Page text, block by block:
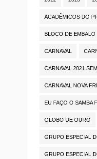
ACADÊMICOS DO
BLOCO DE EMBALO
CARNAVAL
CARNAVAL 2021
CARNAVAL NOVA
EU FAÇO O SAMBA
GLOBO DE OURO
GRUPO ESPECIAL
GRUPO ESPECIAL